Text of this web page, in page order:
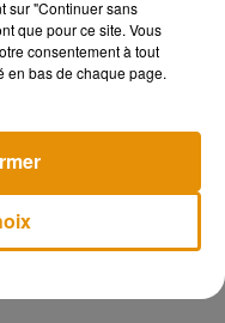
de « Beautiful Day »
sur "Continuer sans
que pour ce site. Vous
consentement à tout
en bas de chaque page.